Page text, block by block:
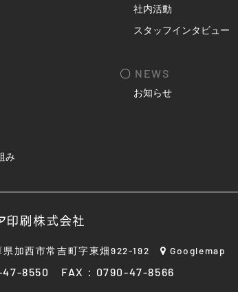
社内活動
スタッフインタビュー
〇 NEWS
お知らせ
み
県加西市常吉町字東畑922-192 Googlemap
47-8550 FAX：0790-47-8566